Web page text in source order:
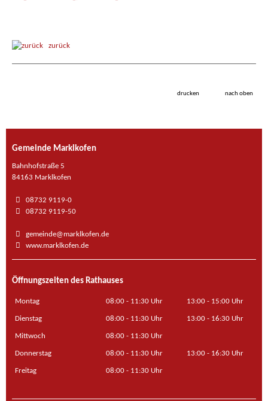
zurück
drucken nach oben
Gemeinde Marklkofen
Bahnhofstraße 5
84163 Marklkofen
08732 9119-0
08732 9119-50
gemeinde@marklkofen.de
www.marklkofen.de
Öffnungszeiten des Rathauses
Montag 08:00 - 11:30 Uhr 13:00 - 15:00 Uhr
Dienstag 08:00 - 11:30 Uhr 13:00 - 16:30 Uhr
Mittwoch 08:00 - 11:30 Uhr
Donnerstag 08:00 - 11:30 Uhr 13:00 - 16:30 Uhr
Freitag 08:00 - 11:30 Uhr